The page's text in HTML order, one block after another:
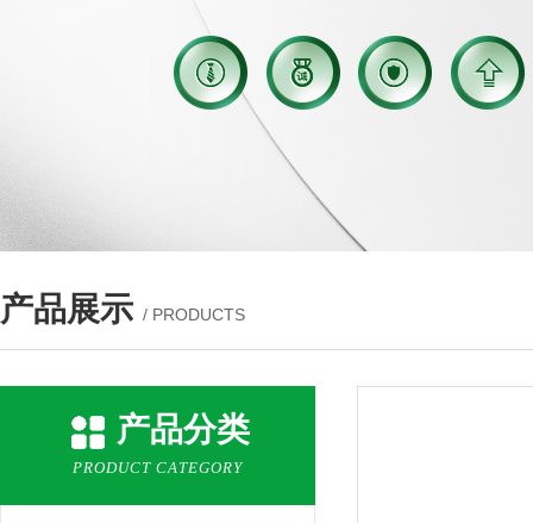
产品展示 / PRODUCTS
产品分类
PRODUCT CATEGORY